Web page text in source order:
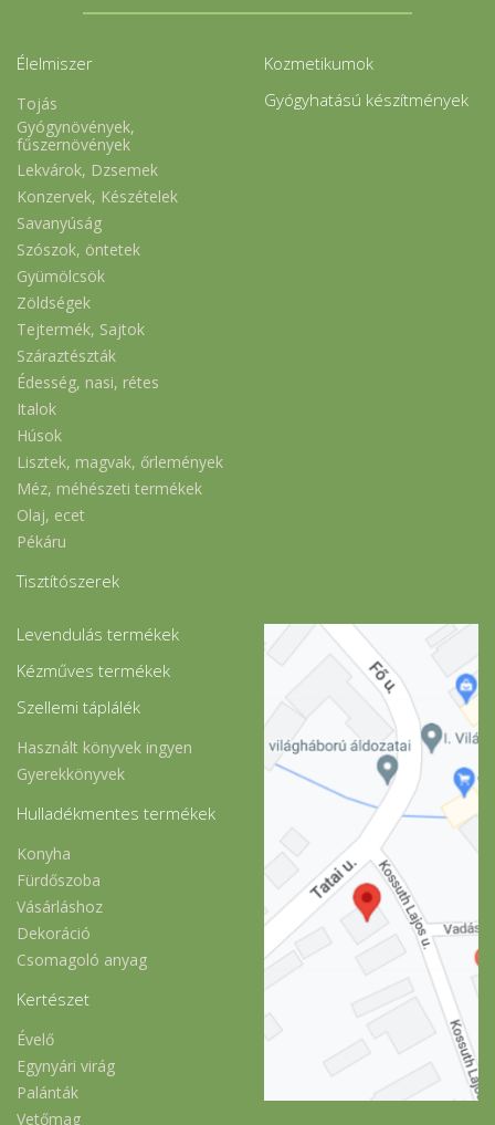
Élelmiszer
Tojás
Gyógynövények,
fűszernövények
Lekvárok, Dzsemek
Konzervek, Készételek
Savanyúság
Szószok, öntetek
Gyümölcsök
Zöldségek
Tejtermék, Sajtok
Száraztészták
Édesség, nasi, rétes
Italok
Húsok
Lisztek, magvak, őrlemények
Méz, méhészeti termékek
Olaj, ecet
Pékáru
Tisztítószerek
Kozmetikumok
Gyógyhatású készítmények
Levendulás termékek
Kézműves termékek
Szellemi táplálék
Használt könyvek ingyen
Gyerekkönyvek
Hulladékmentes termékek
Konyha
Fürdőszoba
Vásárláshoz
Dekoráció
Csomagoló anyag
Kertészet
Évelő
Egynyári virág
Palánták
Vetőmag